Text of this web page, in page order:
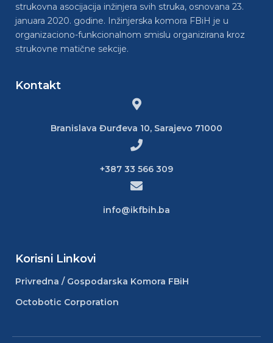
strukovna asocijacija inžinjera svih struka, osnovana 23.
januara 2020. godine. Inžinjerska komora FBiH je u
organizaciono-funkcionalnom smislu organizirana kroz
strukovne matične sekcije.
Kontakt
Branislava Đurđeva 10, Sarajevo 71000
+387 33 566 309
info@ikfbih.ba
Korisni Linkovi
Privredna / Gospodarska Komora FBiH
Octobotic Corporation